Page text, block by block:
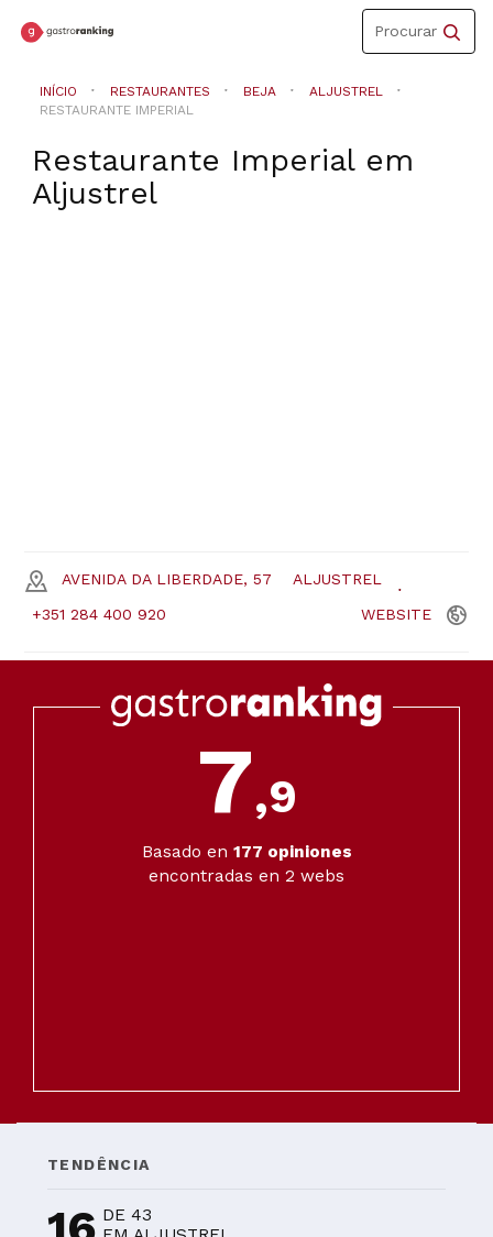
Toggle
navigation
Procurar
INÍCIO RESTAURANTES BEJA
ALJUSTREL
RESTAURANTE IMPERIAL
Restaurante Imperialem
Aljustrel
AVENIDA DA LIBERDADE, 57 ALJUSTREL
+351 284 400 920 WEBSITE
7,9
Basado en 177 opiniones
encontradas en 2 webs
TENDÊNCIA
DE 43